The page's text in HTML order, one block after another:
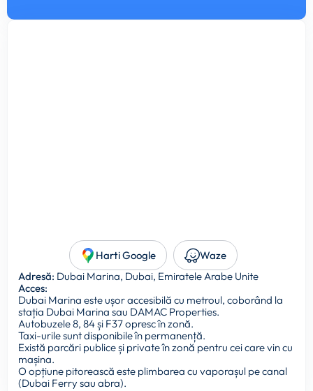
Harti Google
Waze
Adresă: Dubai Marina, Dubai, Emiratele Arabe Unite
Acces:
Dubai Marina este ușor accesibilă cu metroul, coborând la
stația Dubai Marina sau DAMAC Properties.
Autobuzele 8, 84 și F37 opresc în zonă.
Taxi-urile sunt disponibile în permanență.
Există parcări publice și private în zonă pentru cei care vin cu
mașina.
O opțiune pitorească este plimbarea cu vaporașul pe canal
(Dubai Ferry sau abra).